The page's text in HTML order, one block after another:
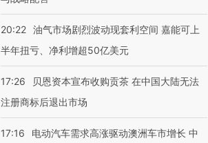
20:22 油气市场剧烈波动现套利空间 嘉能可上
半年扭亏、净利增超50亿美元
17:26
贝恩资本宣布收购贡茶 在中国大陆无法
注册商标后退出市场
17:16
电动汽车需求高涨驱动澳洲车市增长 中